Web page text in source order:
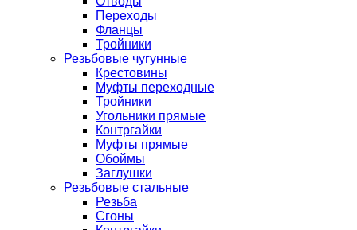
Переходы
Фланцы
Тройники
Резьбовые чугунные
Крестовины
Муфты переходные
Тройники
Угольники прямые
Контргайки
Муфты прямые
Обоймы
Заглушки
Резьбовые стальные
Резьба
Сгоны